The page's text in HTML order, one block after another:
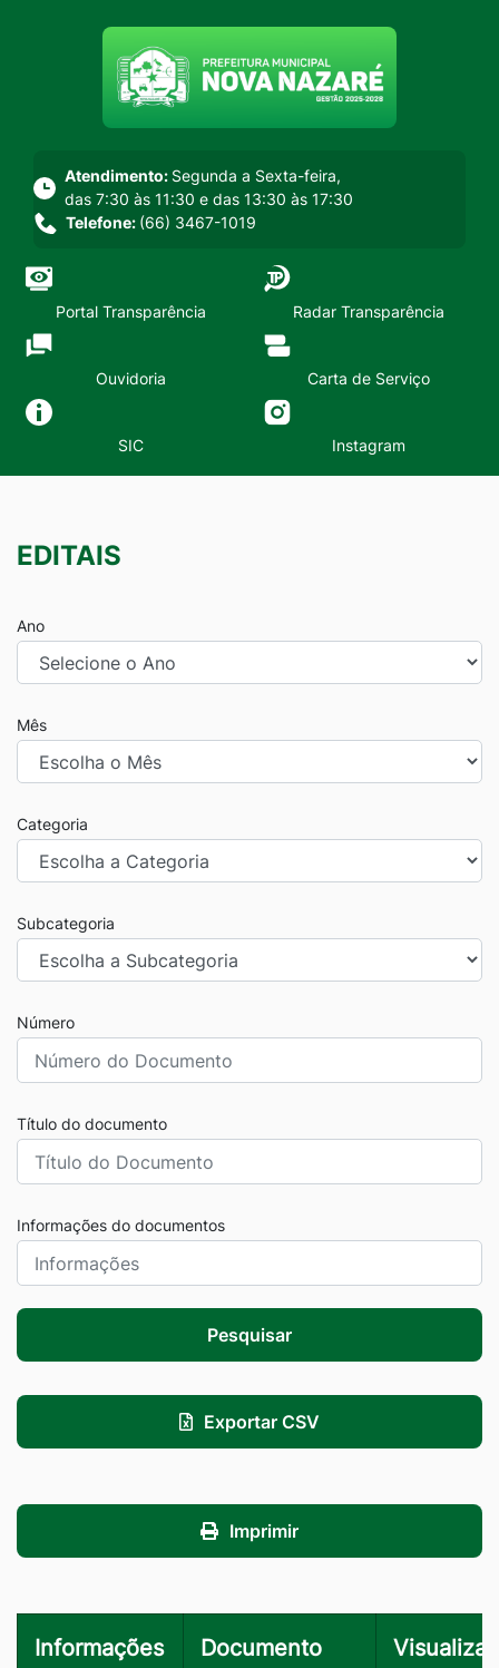
Seção do menu principal
Atendimento: Segunda a Sexta-feira,
das 7:30 às 11:30 e das 13:30 às 17:30
Telefone: (66) 3467-1019
Portal Transparência Radar Transparência
Ouvidoria Carta de Serviço
SIC Instagram
EDITAIS
Ano
Mês
Categoria
Subcategoria
Número
Título do documento
Informações do documentos
Pesquisar
Exportar CSV
Imprimir
Informações Documento Visualizar